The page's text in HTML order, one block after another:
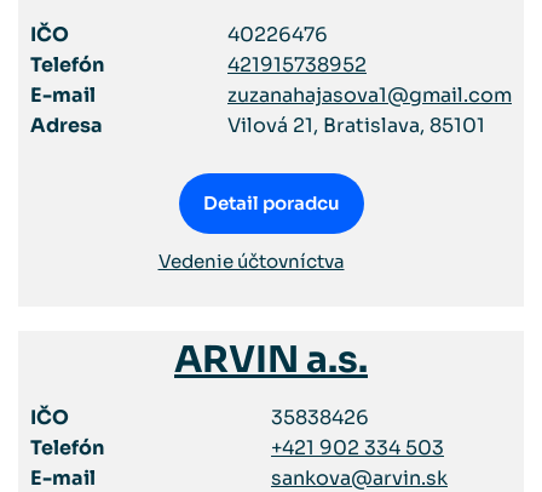
IČO
40226476
Telefón
421915738952
E-mail
zuzanahajasova1@gmail.com
Adresa
Vilová 21, Bratislava, 85101
Detail poradcu
Vedenie účtovníctva
ARVIN a.s.
IČO
35838426
Telefón
+421 902 334 503
E-mail
sankova@arvin.sk